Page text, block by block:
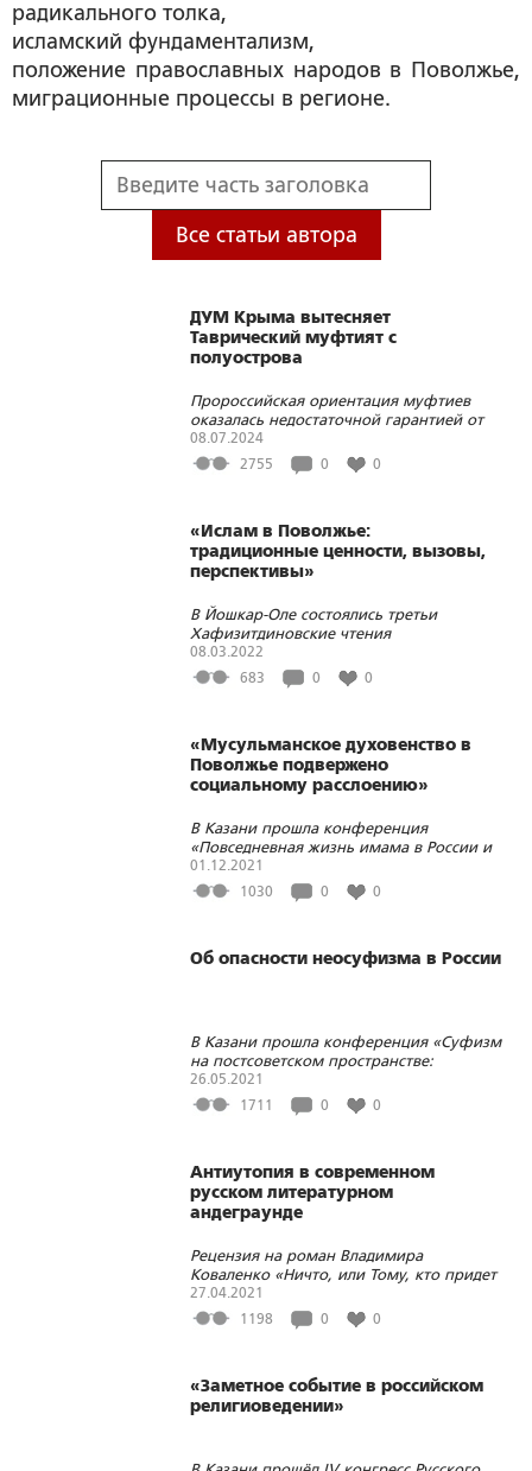
радикального толка,
исламский фундаментализм,
положение православных народов в Поволжье,
миграционные процессы в регионе.
Все статьи автора
ДУМ Крыма вытесняет
Таврический муфтият с
полуострова
Пророссийская ориентация муфтиев
оказалась недостаточной гарантией от
преследования конкурентов
08.07.2024
2755
0 0
«Ислам в Поволжье:
традиционные ценности, вызовы,
перспективы»
В Йошкар-Оле состоялись третьи
Хафизитдиновские чтения
08.03.2022
683
0 0
«Мусульманское духовенство в
Поволжье подвержено
социальному расслоению»
В Казани прошла конференция
«Повседневная жизнь имама в России и
его место в развитии исламской
культуры населения: исторический опыт
и современное положение»
01.12.2021
1030
0 0
Об опасности неосуфизма в России
В Казани прошла конференция «Суфизм
на постсоветском пространстве:
современное положение и историческая
преемственность»
26.05.2021
1711
0 0
Антиутопия в современном
русском литературном
андеграунде
Рецензия на роман Владимира
Коваленко «Ничто, или Тому, кто придет
после» (М.: Magreb, 2021. - 160 с.)
27.04.2021
1198
0 0
«Заметное событие в российском
религиоведении»